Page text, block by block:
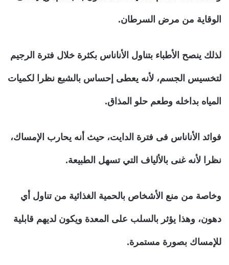
الوقاية من مرض السرطان.
لذلك ينصح الأطباء بتناول الأناناس بكثرة خلال فترة الرجيم
لتخسيس الجسم، لأنه يعطى إحساس بالشبع نظرا لكميات
المياه بداخله وطعم حلو المذاق.
فوائد الأناناس فى فترة الدايت، حيث أنه يحارب الإمساك،
نظرا لأنه غنى بالألياف التي تسهل الطبيعة.
وخاصة من منع الأشخاص بالحمية الغذائية من تناول أي
دهون، وهذا يؤثر بالسلب على المعدة ويكون لديهم قابلية
للإمساك بصورة مستمرة.